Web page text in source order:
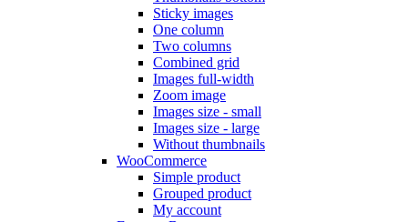
Sticky images
One column
Two columns
Combined grid
Images full-width
Zoom image
Images size - small
Images size - large
Without thumbnails
WooCommerce
Simple product
Grouped product
My account